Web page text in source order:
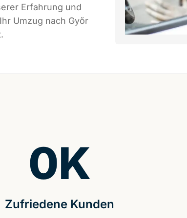
Erfahrung und
Umzug nach Győr
Zufriedene Kunden
0K